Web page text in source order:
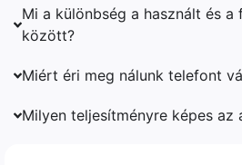
Mi a különbség a használt és
között?
Miért éri meg nálunk telefont
Milyen teljesítményre képes az